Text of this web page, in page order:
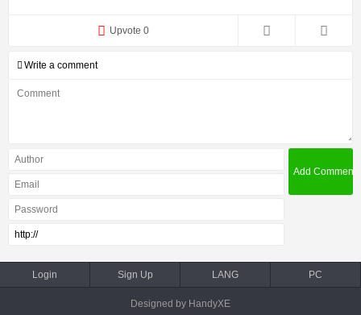
Upvote 0
Write a comment
Login Sign Up LANG PC
Designed by HandyXE